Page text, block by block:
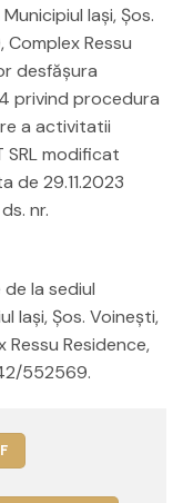
Iași, Șos.
Complex Ressu
desfăşura
privind procedura
a activitatii
SRL modificat
de 29.11.2023
nr.
la sediul
Iași, Șos. Voinești,
Ressu Residence,
552569.